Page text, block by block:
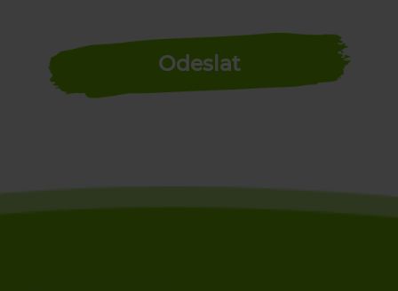
Odeslat